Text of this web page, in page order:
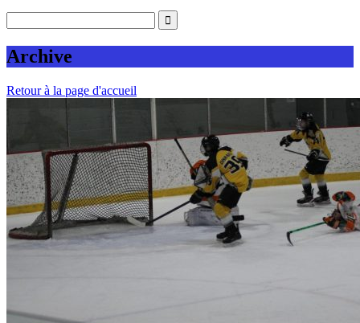
Archive
Retour à la page d'accueil